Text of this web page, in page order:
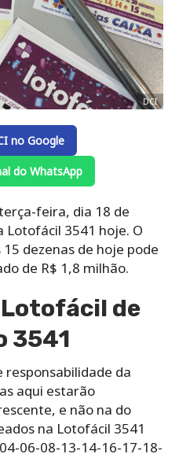
DCI
no Google
do WhatsApp
feira, dia 18 de
3541 hoje. O
dezenas de hoje pode
de R$ 1,8 milhão.
de
3541
responsabilidade da
aqui estarão
e não na do
na Lotofácil 3541
06-08-13-14-16-17-18-